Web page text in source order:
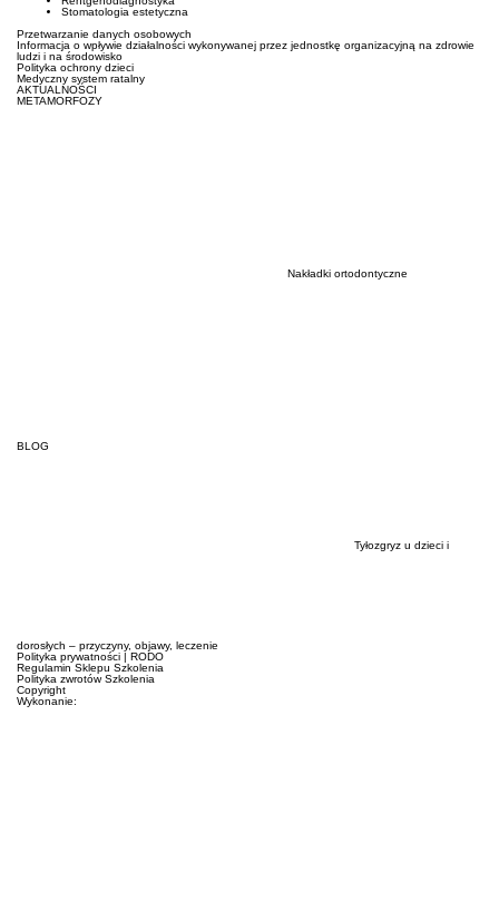
Stomatologia estetyczna
Przetwarzanie danych osobowych
Informacja o wpływie działalności wykonywanej przez jednostkę organizacyjną na zdrowie
ludzi i na środowisko
Polityka ochrony dzieci
Medyczny system ratalny
AKTUALNOŚCI
METAMORFOZY
Nakładki ortodontyczne
BLOG
Tyłozgryz u dzieci i
dorosłych – przyczyny, objawy, leczenie
Polityka prywatności | RODO
Regulamin Sklepu Szkolenia
Polityka zwrotów Szkolenia
Copyright
Wykonanie: